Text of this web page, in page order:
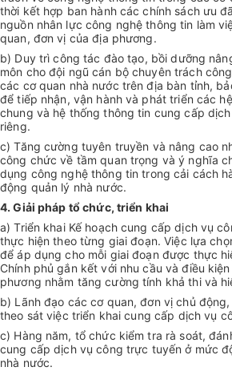
thời kết hợp ban hành các chính sách ưu
nguồn nhân lực công nghệ thông tin làm
quan, đơn vị của địa phương.
b) Duy trì công tác đào tạo, bồi dưỡng
môn cho đội ngũ cán bộ chuyên trách
các cơ quan nhà nước trên địa bàn tỉnh,
để tiếp nhận, vận hành và phát triển các
chung và hệ thống thông tin cung cấp
riêng.
c) Tăng cường tuyên truyền và nâng cao
công chức về tầm quan trọng và ý nghĩa
dụng công nghệ thông tin trong cải cách
động quản lý nhà nước.
4. Giải pháp tổ chức, triển khai
a) Triển khai Kế hoạch cung cấp dịch vụ
thực hiện theo từng giai đoạn. Việc lựa
để áp dụng cho mỗi giai đoạn được thực
Chính phủ gắn kết với nhu cầu và điều
phương nhằm tăng cường tính khả thi và
b) Lãnh đạo các cơ quan, đơn vị chủ
theo sát việc triển khai cung cấp dịch vụ
c) Hàng năm, tổ chức kiểm tra rà soát,
cung cấp dịch vụ công trực tuyến ở mức
nhà nước.